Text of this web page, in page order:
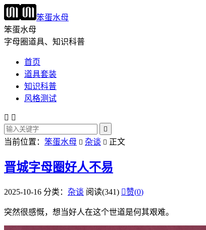
笨蛋水母
笨蛋水母
字母圈道具、知识科普
首页
道具套装
知识科普
风格测试
 

当前位置： 笨蛋水母  杂谈  正文
晋城字母圈好人不易
2025-10-16 分类： 杂谈 阅读(341) 赞(0)
突然很感慨，想当好人在这个世道是何其艰难。